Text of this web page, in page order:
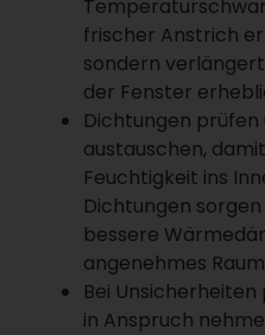
frischer Anstrich
sondern
der Fenster
Dichtungen prüfen
austauschen,
Feuchtigkeit ins
Dichtungen
bessere
angenehmes
Bei
in Anspruch